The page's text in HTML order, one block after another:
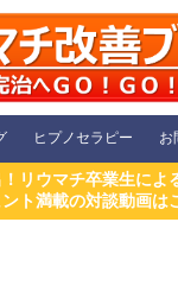
ヒプノセラピー お
リウマチ卒業生によ
ト満載の対談動画は